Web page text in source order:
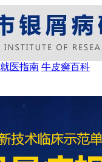
就医指南 牛皮癣百科